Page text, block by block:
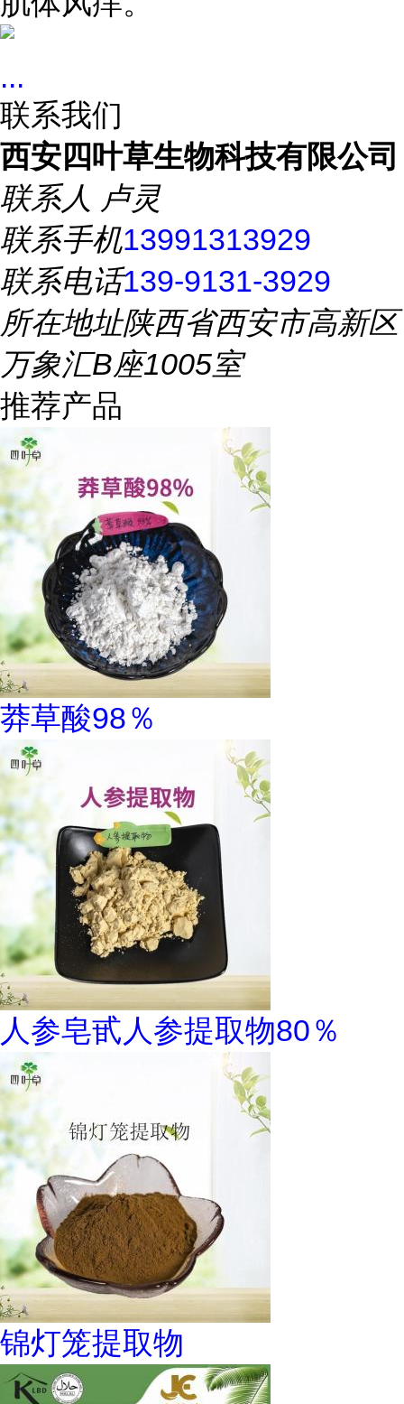
...
联系我们
西安四叶草生物科技有限公司
联系人 卢灵
联系手机13991313929
联系电话139-9131-3929
所在地址陕西省西安市高新区
万象汇B座1005室
推荐产品
莽草酸98％
人参皂甙人参提取物80％
锦灯笼提取物